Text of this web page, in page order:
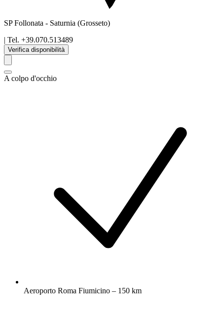
SP Follonata - Saturnia (Grosseto)
| Tel. +39.070.513489
Verifica disponibilità
A colpo d'occhio
Aeroporto Roma Fiumicino – 150 km